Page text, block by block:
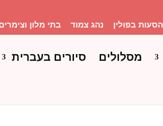
הסעות בפולין נהג צמוד בתי מלון
מסלולים סיורים בעברית